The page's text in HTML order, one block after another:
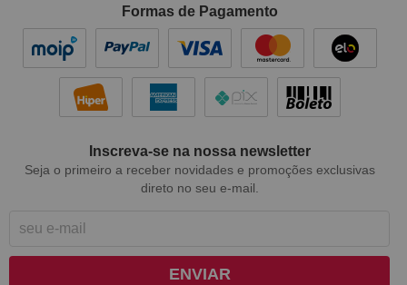
Formas de Pagamento
Inscreva-se na nossa newsletter
Seja o primeiro a receber novidades e promoções exclusivas
direto no seu e-mail.
ENVIAR